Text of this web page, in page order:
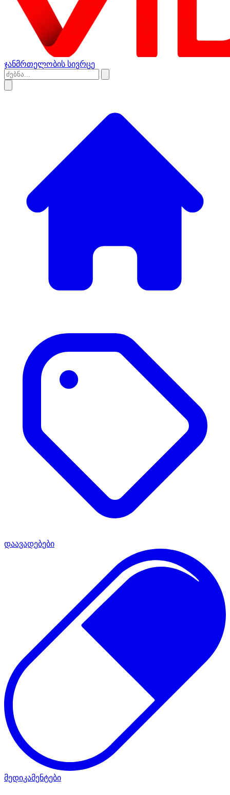
ჯანმრთელობის სივრცე
დაავადებები
მედიკამენტები